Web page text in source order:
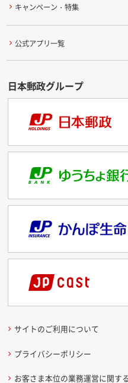
キャンペーン・特集
公式アプリ一覧
サイトのご利用について
プライバシーポリシー
お客さま本位の業務運営に関す